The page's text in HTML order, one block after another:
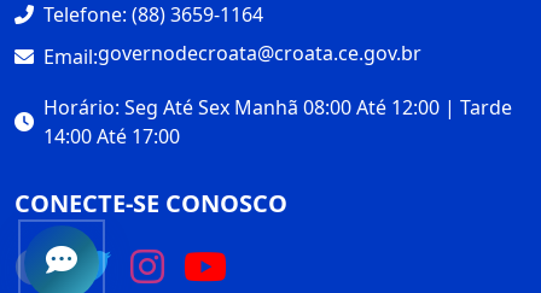
Telefone: (88) 3659-1164
Email:governodecroata@croata.ce.gov.br
Horário: Seg Até Sex Manhã 08:00 Até 12:00 | Tarde
14:00 Até 17:00
CONECTE-SE CONOSCO